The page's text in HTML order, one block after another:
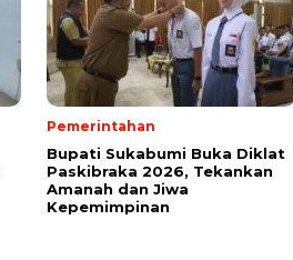
Pemerintahan
Bupati Sukabumi Buka Diklat
Paskibraka 2026, Tekankan
Amanah dan Jiwa
Kepemimpinan